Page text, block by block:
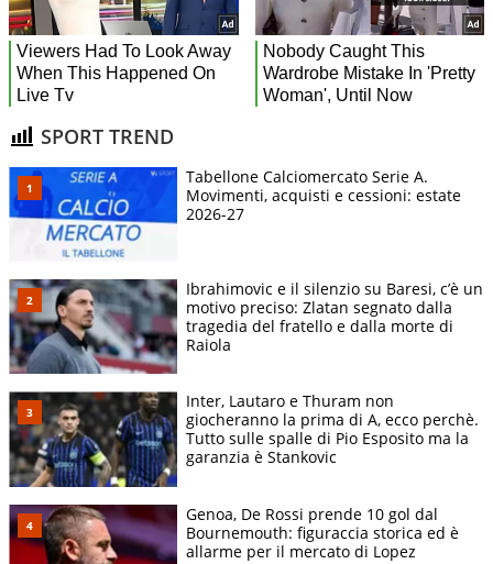
SPORT TREND
Tabellone Calciomercato Serie A.
Movimenti, acquisti e cessioni: estate
2026-27
Ibrahimovic e il silenzio su Baresi, c’è un
motivo preciso: Zlatan segnato dalla
tragedia del fratello e dalla morte di
Raiola
Inter, Lautaro e Thuram non
giocheranno la prima di A, ecco perchè.
Tutto sulle spalle di Pio Esposito ma la
garanzia è Stankovic
Genoa, De Rossi prende 10 gol dal
Bournemouth: figuraccia storica ed è
allarme per il mercato di Lopez